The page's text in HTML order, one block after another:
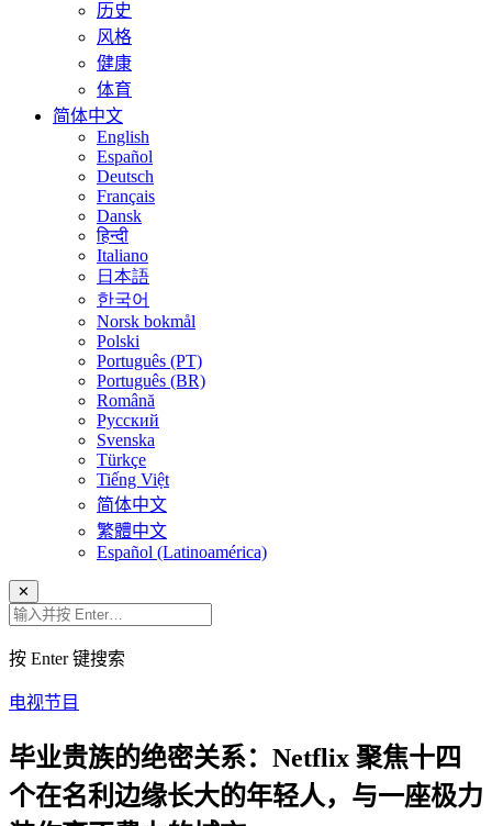
历史
风格
健康
体育
简体中文
English
Español
Deutsch
Français
Dansk
हिन्दी
Italiano
日本語
한국어
Norsk bokmål
Polski
Português (PT)
Português (BR)
Română
Русский
Svenska
Türkçe
Tiếng Việt
简体中文
繁體中文
Español (Latinoamérica)
✕
按 Enter 键搜索
电视节目
毕业贵族的绝密关系：Netflix 聚焦十四
个在名利边缘长大的年轻人，与一座极力